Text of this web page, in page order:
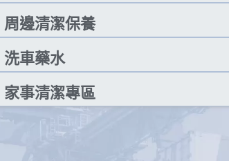
周邊清潔保養
洗車藥水
家事清潔專區